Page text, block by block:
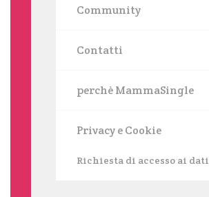
Community
Contatti
perchè MammaSingle
Privacy e Cookie
Richiesta di accesso ai dati